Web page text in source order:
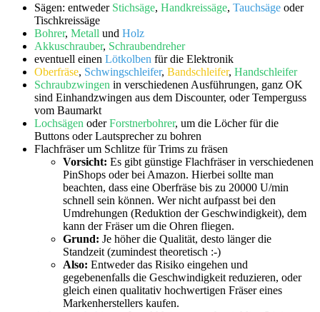
Sägen: entweder Stichsäge, Handkreissäge, Tauchsäge oder
Tischkreissäge
Bohrer, Metall und Holz
Akkuschrauber, Schraubendreher
eventuell einen Lötkolben für die Elektronik
Oberfräse, Schwingschleifer, Bandschleifer, Handschleifer
Schraubzwingen in verschiedenen Ausführungen, ganz OK
sind Einhandzwingen aus dem Discounter, oder Temperguss
vom Baumarkt
Lochsägen oderForstnerbohrer, um die Löcher für die
Buttons oder Lautsprecher zu bohren
Flachfräser um Schlitze für Trims zu fräsen
Vorsicht: Es gibt günstige Flachfräser in verschiedenen
PinShops oder bei Amazon. Hierbei sollte man
beachten, dass eine Oberfräse bis zu 20000 U/min
schnell sein können. Wer nicht aufpasst bei den
Umdrehungen (Reduktion der Geschwindigkeit), dem
kann der Fräser um die Ohren fliegen.
Grund: Je höher die Qualität, desto länger die
Standzeit (zumindest theoretisch :-)
Also: Entweder das Risiko eingehen und
gegebenenfalls die Geschwindigkeit reduzieren, oder
gleich einen qualitativ hochwertigen Fräser eines
Markenherstellers kaufen.